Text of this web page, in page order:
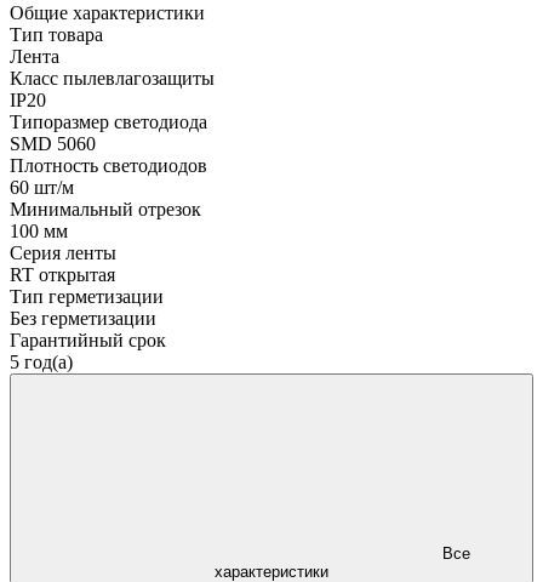
Общие характеристики
Тип товара
Лента
Класс пылевлагозащиты
IP20
Типоразмер светодиода
SMD 5060
Плотность светодиодов
60 шт/м
Минимальный отрезок
100 мм
Серия ленты
RT открытая
Тип герметизации
Без герметизации
Гарантийный срок
5 год(а)
характеристики